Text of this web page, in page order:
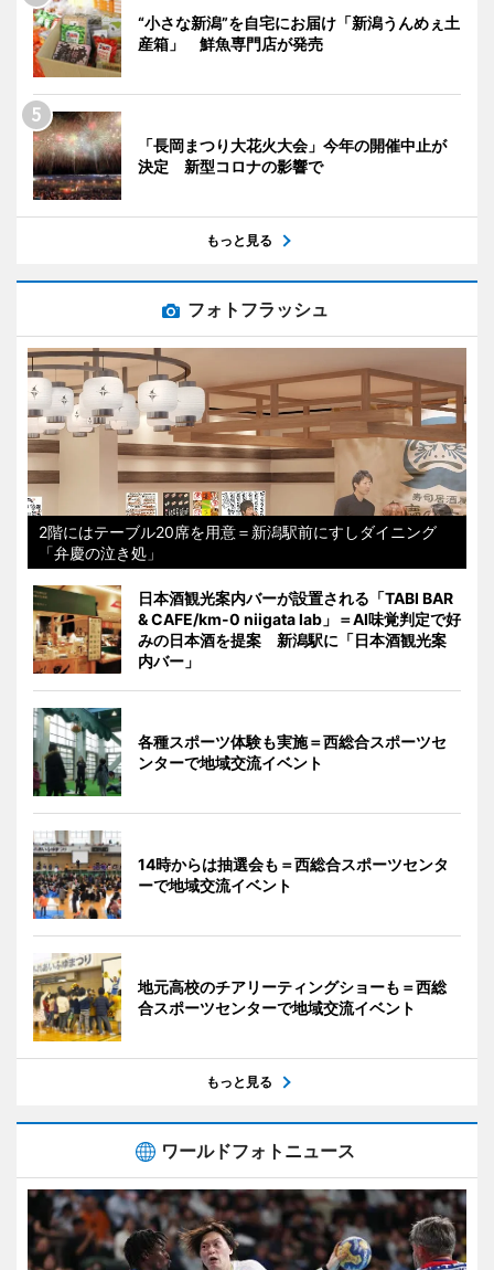
“小さな新潟”を自宅にお届け「新潟うんめぇ土
産箱」 鮮魚専門店が発売
「長岡まつり大花火大会」今年の開催中止が
決定 新型コロナの影響で
もっと見る
フォトフラッシュ
2階にはテーブル20席を用意＝新潟駅前にすしダイニング
「弁慶の泣き処」
日本酒観光案内バーが設置される「TABI BAR
& CAFE/km-0 niigata lab」＝AI味覚判定で好
みの日本酒を提案 新潟駅に「日本酒観光案
内バー」
各種スポーツ体験も実施＝西総合スポーツセ
ンターで地域交流イベント
14時からは抽選会も＝西総合スポーツセンタ
ーで地域交流イベント
地元高校のチアリーティングショーも＝西総
合スポーツセンターで地域交流イベント
もっと見る
ワールドフォトニュース